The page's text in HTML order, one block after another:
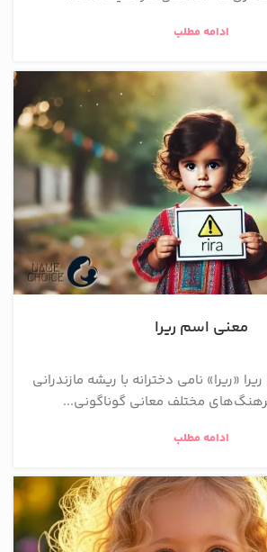
ادامه مطلب
معنی اسم ریرا
«ریرا» نامی دخترانه با ریشه مازندرانی
مختلف معانی گوناگونی...
ادامه مطلب